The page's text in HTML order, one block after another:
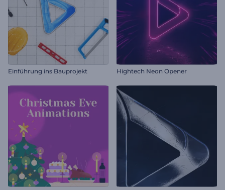
Einführung ins Bauprojekt Hightech Neon Opener